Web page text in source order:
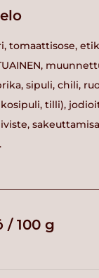
tomaattisose,
sipuli, chili,
tilli),
/ 100 g